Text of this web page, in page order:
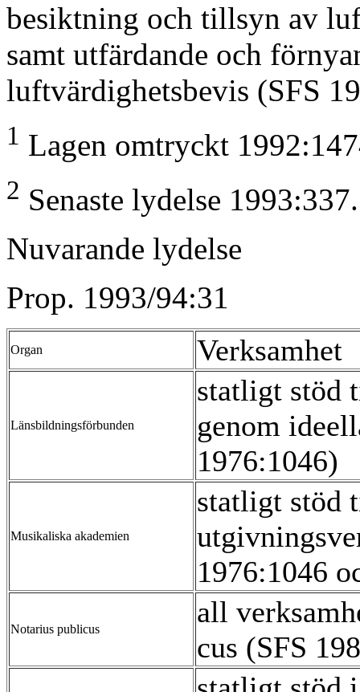
besiktning och tillsyn av
samt utfärdande och
luftvärdighetsbevis (SFS
1 Lagen omtryckt
2 Senaste lydelse 1993:337.
Nuvarande lydelse
Prop. 1993/94:31
Organ Verksamhet
Länsbildningsförbunden
statligt stöd
genom
1976:1046)
Musikaliska akademien
statligt stöd
1976:1046
Notarius publicus
all
cus (SFS